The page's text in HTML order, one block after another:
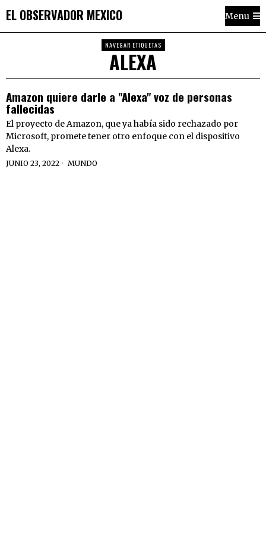
EL OBSERVADOR MEXICO Menu
NAVEGAR ETIQUETAS
ALEXA
Amazon quiere darle a "Alexa" voz de personas
fallecidas
El proyecto de Amazon, que ya había sido rechazado por
Microsoft, promete tener otro enfoque con el dispositivo
Alexa.
JUNIO 23, 2022 MUNDO